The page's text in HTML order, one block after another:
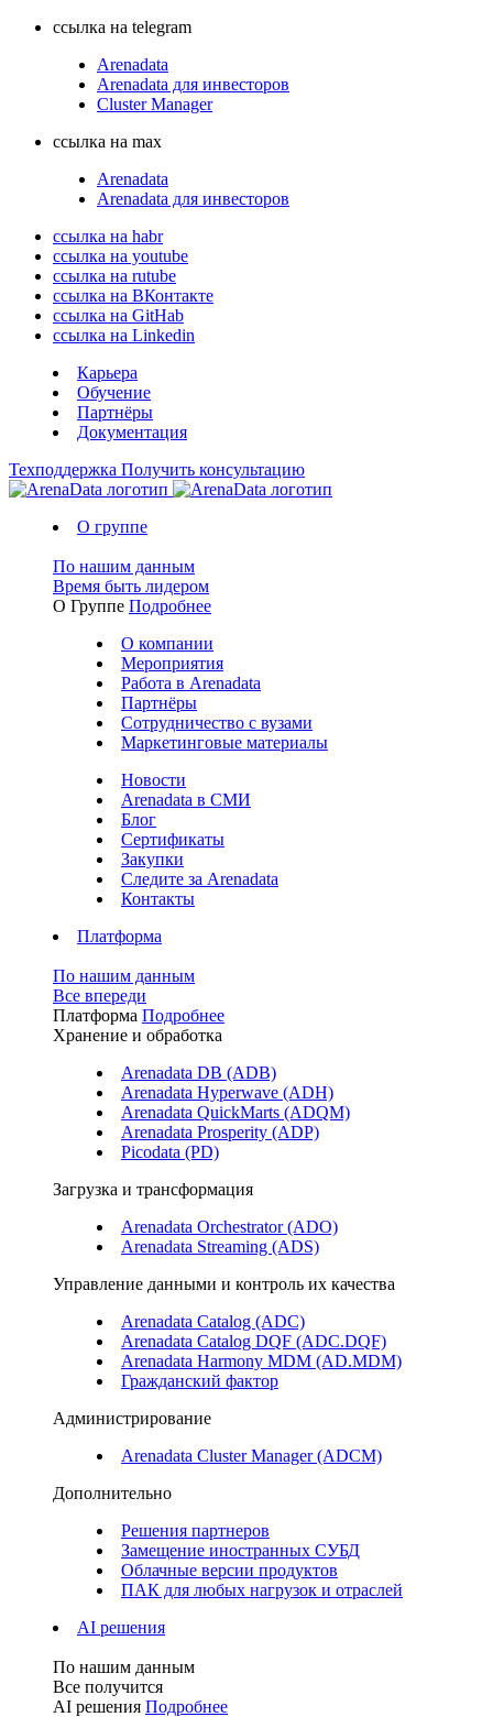
ссылка на telegram
Arenadata
Arenadata для инвесторов
Cluster Manager
ссылка на max
Arenadata
Arenadata для инвесторов
ссылка на habr
ссылка на youtube
ссылка на rutube
ссылка на ВКонтакте
ссылка на GitHab
ссылка на Linkedin
Карьера
Обучение
Партнёры
Документация
Техподдержка Получить консультацию
О группе
По нашим данным
Время быть лидером
О Группе Подробнее
О компании
Мероприятия
Работа в Arenadata
Партнёры
Сотрудничество с вузами
Маркетинговые материалы
Новости
Arenadata в СМИ
Блог
Сертификаты
Закупки
Следите за Аrenadata
Контакты
Платформа
По нашим данным
Все впереди
Платформа Подробнее
Хранение и обработка
Arenadata DB (ADB)
Arenadata Hyperwave (ADH)
Arenadata QuickMarts (ADQM)
Arenadata Prosperity (ADP)
Picodata (PD)
Загрузка и трансформация
Arenadata Orchestrator (ADO)
Arenadata Streaming (ADS)
Управление данными и контроль их качества
Arenadata Catalog (ADC)
Arenadata Catalog DQF (ADС.DQF)
Arenadata Harmony MDM (AD.MDM)
Гражданский фактор
Администрирование
Arenadata Cluster Manager (ADCM)
Дополнительно
Решения партнеров
Замещение иностранных СУБД
Облачные версии продуктов
ПАК для любых нагрузок и отраслей
AI решения
По нашим данным
Все получится
AI решения Подробнее